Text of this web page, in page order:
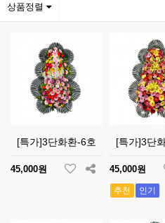
상품정렬
[특가]3단화환-6호
45,000원
[특가]3단
45,000원
추천 인기